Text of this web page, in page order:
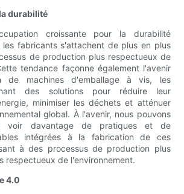
durabilité
croissante pour la durabilité
les fabricants s'attachent de plus en plus
de production plus respectueux de
tendance façonne également l'avenir
de machines d'emballage à vis, les
des solutions pour réduire leur
minimiser les déchets et atténuer
global. À l'avenir, nous pouvons
voir davantage de pratiques et de
intégrées à la fabrication de ces
à des processus de production plus
respectueux de l'environnement.
4.0